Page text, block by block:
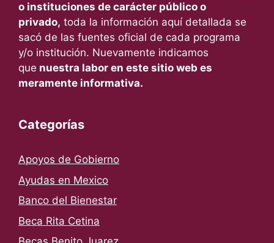
o instituciones de carácter público o
privado, toda la información aquí detallada se
sacó de las fuentes oficial de cada programa
y/o institución. Nuevamente indicamos
que nuestra labor en este sitio web es
meramente informativa.
Categorías
Apoyos de Gobierno
Ayudas en Mexico
Banco del Bienestar
Beca Rita Cetina